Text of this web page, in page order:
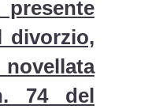
divorzio,
74 del